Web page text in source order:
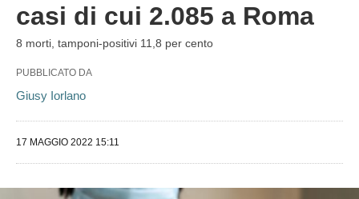
casi di cui 2.085 a Roma
8 morti, tamponi-positivi 11,8 per cento
PUBBLICATO DA
Giusy Iorlano
17 MAGGIO 2022 15:11